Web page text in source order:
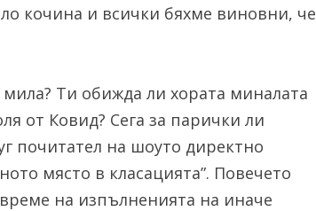
кочина и всички бяхме виновни, че
Ти обижда ли хората миналата
от Ковид? Сега за парички ли
почитател на шоуто директно
място в класацията”. Повечето
на изпълненията на иначе